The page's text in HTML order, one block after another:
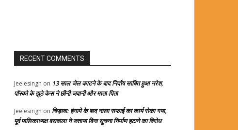
RECENT COMMENTS
Jeelesingh on 13 साल जेल काटने के बाद निर्दोष साबित हुआ नरेश,
पॉस्को के झूठे केस ने छीनी जवानी और माता-पिता
Jeelesingh on चिड़ावा: हंगामे के बाद नाला सफाई का कार्य रोका गया,
पूर्व पालिकाध्यक्ष बसवाला ने जताया बिना सूचना निर्माण हटाने का विरोध